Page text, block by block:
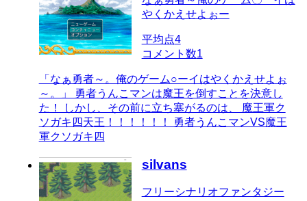
やくかえせよぉー
平均点4
コメント数1
「なぁ勇者～。俺のゲーム○ーイはやくかえせよぉ
～。」 勇者うんこマンは魔王を倒すことを決意し
た！ しかし、その前に立ち塞がるのは、 魔王軍ク
ソガキ四天王！！！！！！ 勇者うんこマンVS魔王
軍クソガキ四
silvans
フリーシナリオファンタジー